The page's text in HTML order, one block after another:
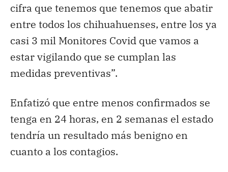
cifra que tenemos que tenemos que abatir
entre todos los chihuahuenses, entre los ya
casi 3 mil Monitores Covid que vamos a
estar vigilando que se cumplan las
medidas preventivas”.
Enfatizó que entre menos confirmados se
tenga en 24 horas, en 2 semanas el estado
tendría un resultado más benigno en
cuanto a los contagios.